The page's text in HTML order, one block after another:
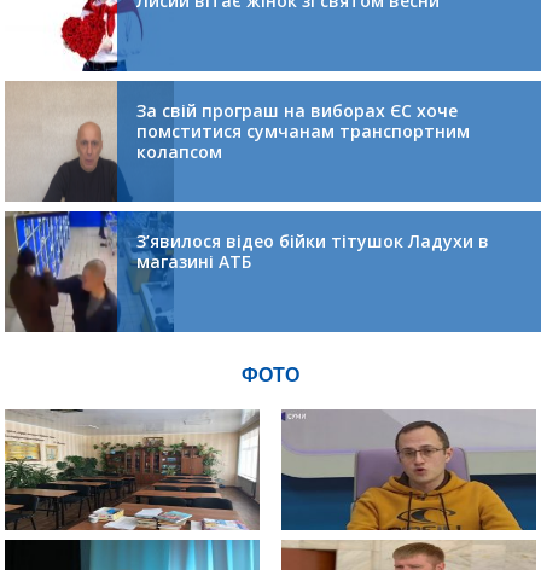
За свій програш на виборах ЄС хоче
помститися сумчанам транспортним
колапсом
З’явилося відео бійки тітушок Ладухи в
магазині АТБ
ФОТО